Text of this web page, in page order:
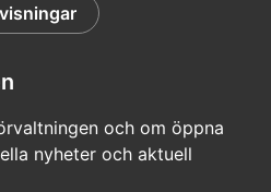
och om öppna
nyheter och aktuell